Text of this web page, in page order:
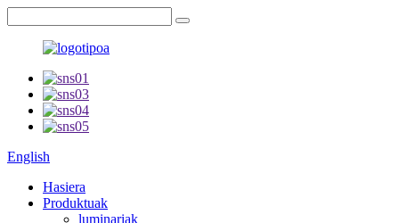
English
Hasiera
Produktuak
luminariak